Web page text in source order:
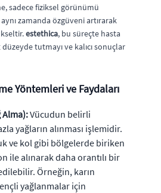
sadece fiziksel görünümü
zamanda özgüveni artırarak
estethica, bu süreçte hasta
tutmayı ve kalıcı sonuçlar
Yöntemleri ve Faydaları
Alma):Vücudun belirli
yağların alınması işlemidir.
ve kol gibi bölgelerde biriken
ile alınarak daha orantılı bir
Örneğin, karın
yağlanmalar için